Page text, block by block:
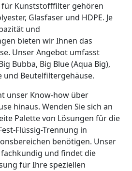
Kunststofffilter gehören
Glasfaser und HDPE. Je
und
bieten wir Ihnen das
Unser Angebot umfasst
Bubba, Big Blue (Aqua Big),
und Beutelfiltergehäuse.
unser Know-how über
hinaus. Wenden Sie sich an
Palette von Lösungen für die
Flüssig-Trennung in
benötigen. Unser
und findet die
für Ihre speziellen